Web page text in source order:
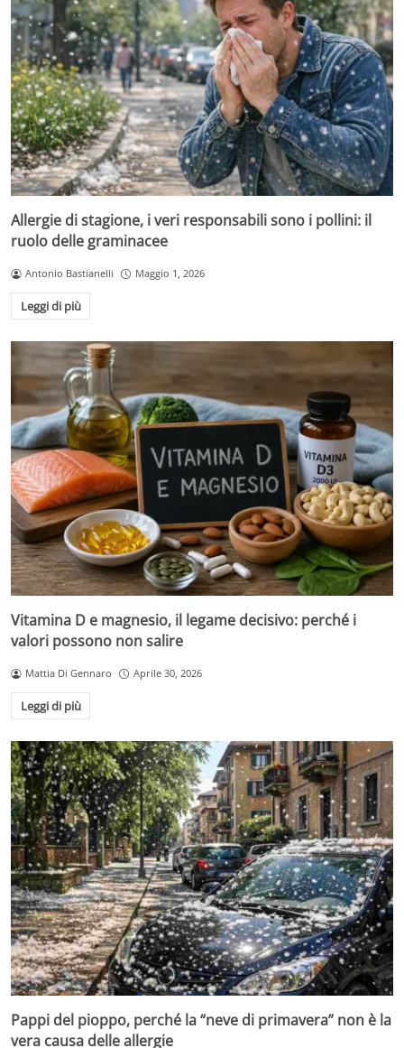
Allergie di stagione, i veri responsabili sono i pollini: il
ruolo delle graminacee
Antonio Bastianelli Maggio 1, 2026
Leggi di più
Vitamina D e magnesio, il legame decisivo: perché i
valori possono non salire
Mattia Di Gennaro Aprile 30, 2026
Leggi di più
Pappi del pioppo, perché la “neve di primavera” non è la
vera causa delle allergie